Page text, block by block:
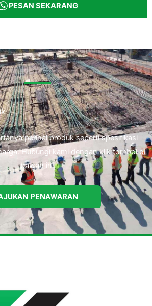
PESAN SEKARANG
perihal produk seperti spesifikasi
Hubungi kami dengan klik tombol di
bawah ini.
PENAWARAN